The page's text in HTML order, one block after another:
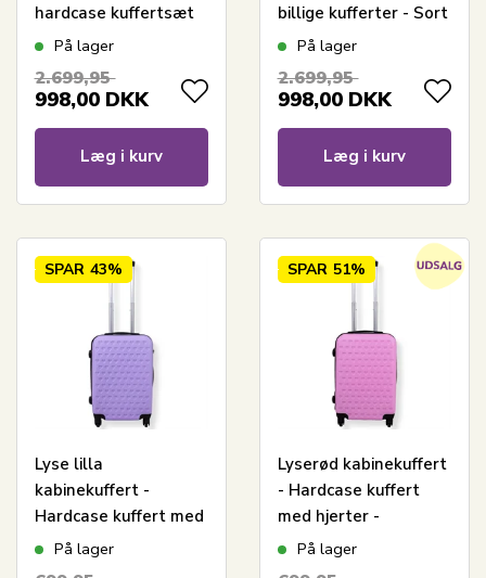
hardcase kuffertsæt
udsalg - Guldfarvet
På lager
2.699,95
998,00 DKK
Læg i kurv
billige kufferter - Sort
med striber
På lager
2.699,95
998,00 DKK
Læg i kurv
SPAR 43%
Lyse lilla
kabinekuffert -
Hardcase kuffert med
hjerter - Stødsikkert
På lager
SPAR 51%
Lyserød kabinekuffert
- Hardcase kuffert
med hjerter -
Stødsikkert
På lager